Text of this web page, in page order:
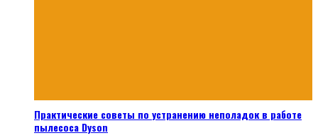
Практические советы по устранению неполадок в работе
пылесоса Dyson